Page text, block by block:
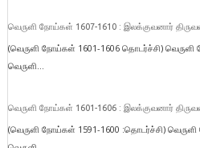
வெருளி நோய்கள் 1607-1610 : இலக்குவனார்
(வெருளி நோய்கள் 1601-1606 தொடர்ச்சி)
வெருளி...
வெருளி நோய்கள் 1601-1606 : இலக்குவனார்
(வெருளி நோய்கள் 1591-1600 :தொடர்ச்சி)